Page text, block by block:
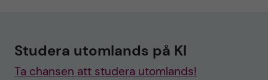
Studera utomlands på KI
Ta chansen att studera utomlands!